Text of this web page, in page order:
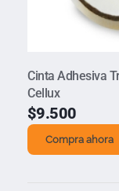
Cinta Adhesiva
Cellux
$9.500
Compra ahora